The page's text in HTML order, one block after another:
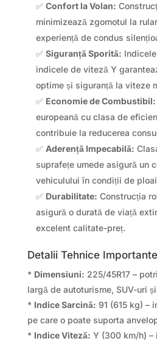
✅ Confort la Volan:
minimizează zgomotul la
experiență de condus
✅ Siguranță Sporită:
indicele de viteză Y
optime și siguranță la viteze
✅ Economie de Combustibil:
europeană cu clasa de
contribuie la reducerea
✅ Aderență Impecabilă:
suprafețe umede asigură un
vehiculului în condiții de
✅ Durabilitate: Construcția
asigură o durată de viață
excelent calitate-preț.
Detalii Tehnice
* Dimensiuni: 225/45R17 –
largă de autoturisme, SUV-uri
* Indice Sarcină: 91 (615 kg) –
pe care o poate suporta
* Indice Viteză: Y (300 km/h) –